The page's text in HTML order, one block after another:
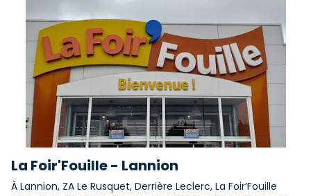
La Foir'Fouille - Lannion
À Lannion, ZA Le Rusquet, Derrière Leclerc, La Foir’Fouille